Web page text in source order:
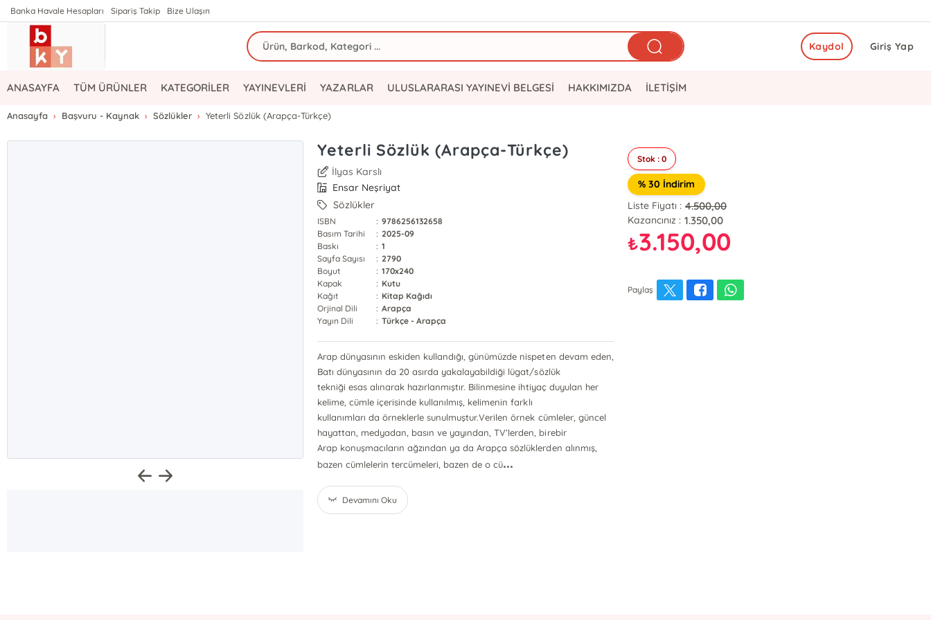
Banka Havale Hesapları Sipariş Takip Bize Ulaşın
Giriş Yap
Kaydol
ANASAYFA TÜM ÜRÜNLER KATEGORİLER YAYINEVLERİ YAZARLAR ULUSLARARASI YAYINEVİ BELGESİ HAKKIMIZDA İLETİŞİM
Anasayfa Başvuru - Kaynak Sözlükler Yeterli Sözlük (Arapça-Türkçe)
Yeterli Sözlük (Arapça-Türkçe)
İlyas Karslı
Ensar Neşriyat
Sözlükler
ISBN : 9786256132658
Basım Tarihi
: 2025-09
Baskı
: 1
Sayfa Sayısı
: 2790
Boyut
: 170x240
Kapak
: Kutu
Kağıt
: Kitap Kağıdı
Orjinal Dili
: Arapça
Yayın Dili
: Türkçe - Arapça
Arap dünyasının eskiden kullandığı, günümüzde nispeten devam eden,
Batı dünyasının da 20 asırda yakalayabildiği lügat/sözlük
tekniği esas alınarak hazırlanmıştır. Bilinmesine ihtiyaç duyulan her
kelime, cümle içerisinde kullanılmış, kelimenin farklı
kullanımları da örneklerle sunulmuştur.Verilen örnek cümleler, güncel
hayattan, medyadan, basın ve yayından, TV’lerden, birebir
Arap konuşmacıların ağzından ya da Arapça sözlüklerden alınmış,
bazen cümlelerin tercümeleri, bazen de o cü...
Devamını Oku
Stok : 0
% 30 İndirim
Liste Fiyatı : 4.500,00
Kazancınız : 1.350,00
₺3.150,00
Paylaş